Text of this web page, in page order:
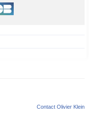
Contact Olivier Klein